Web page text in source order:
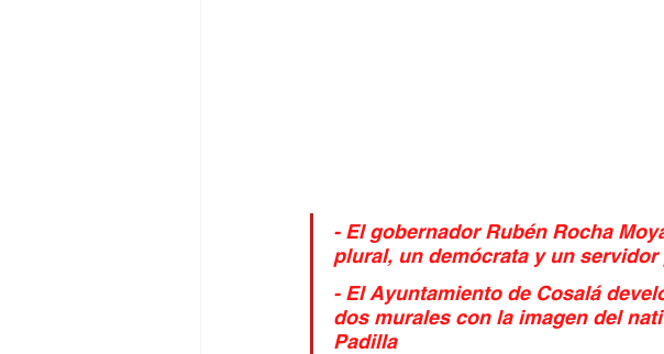
- El gobernador Rubén Rocha
plural, un demócrata y un
- El Ayuntamiento de Cosalá
dos murales con la imagen del
Padilla